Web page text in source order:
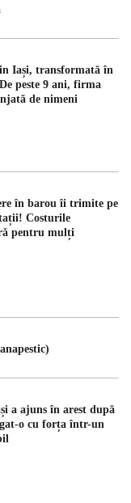
Iași, transformată în
peste 9 ani, firma
de nimeni
în barou îi trimite pe
Costurile
pentru mulți
a ajuns în arest după
o cu forța într-un